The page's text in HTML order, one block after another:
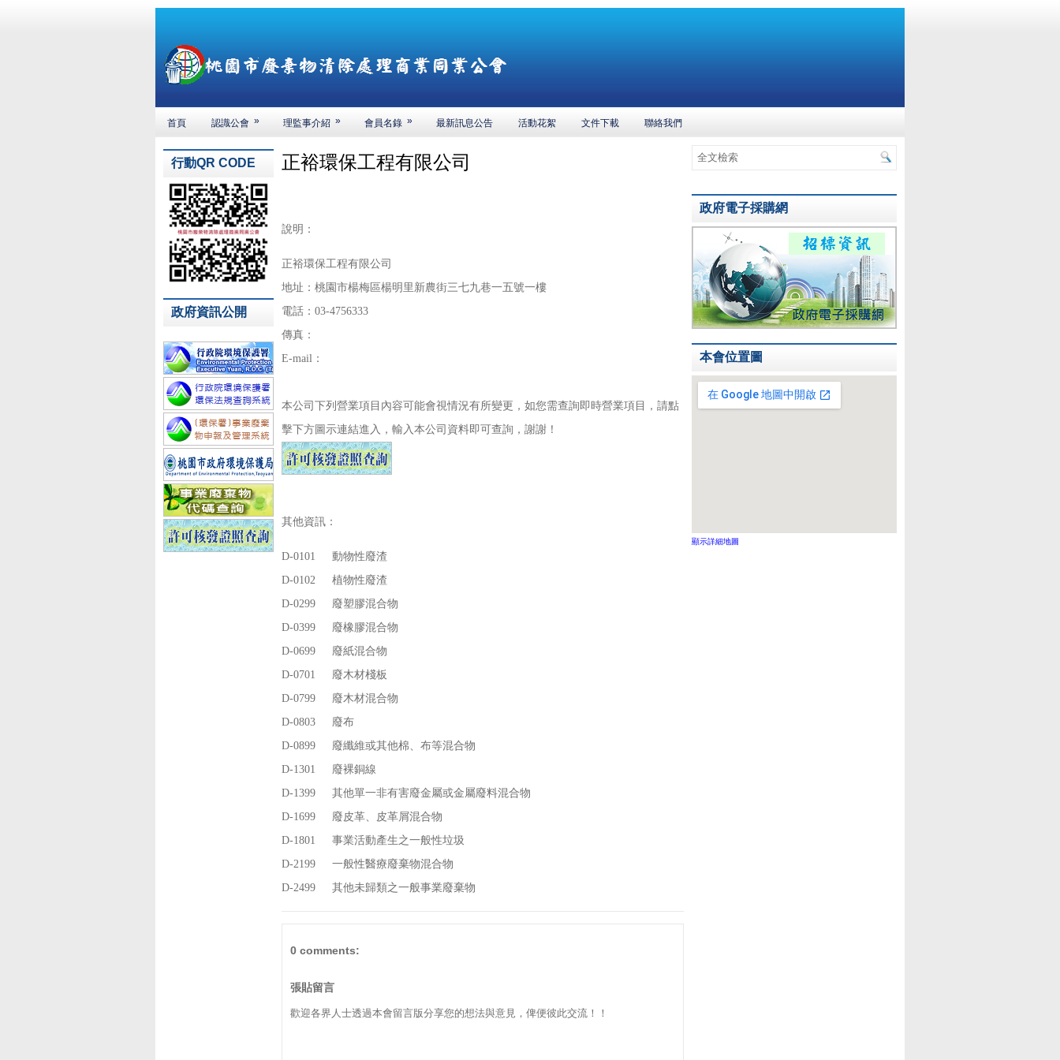
首頁 認識公會 » 理監事介紹 » 會員名錄 » 最新訊息公告 活動花絮 文件下載 聯絡我們
行動QR CODE
政府資訊公開
正裕環保工程有限公司
說明：
正裕環保工程有限公司
地址：桃園市楊梅區楊明里新農街三七九巷一五號一樓
電話：03-4756333
傳真：
E-mail：
本公司下列營業項目內容可能會視情況有所變更，如您需查詢即時營業項目，請點
擊下方圖示連結進入，輸入本公司資料即可查詢，謝謝！
其他資訊：
D-0101
動物性廢渣
D-0102
植物性廢渣
D-0299
廢塑膠混合物
D-0399
廢橡膠混合物
D-0699
廢紙混合物
D-0701
廢木材棧板
D-0799
廢木材混合物
D-0803
廢布
D-0899
廢纖維或其他棉、布等混合物
D-1301
廢裸銅線
D-1399
其他單一非有害廢金屬或金屬廢料混合物
D-1699
廢皮革、皮革屑混合物
D-1801
事業活動產生之一般性垃圾
D-2199
一般性醫療廢棄物混合物
D-2499
其他未歸類之一般事業廢棄物
0 comments:
張貼留言
歡迎各界人士透過本會留言版分享您的想法與意見，俾便彼此交流！！
政府電子採購網
本會位置圖
顯示詳細地圖